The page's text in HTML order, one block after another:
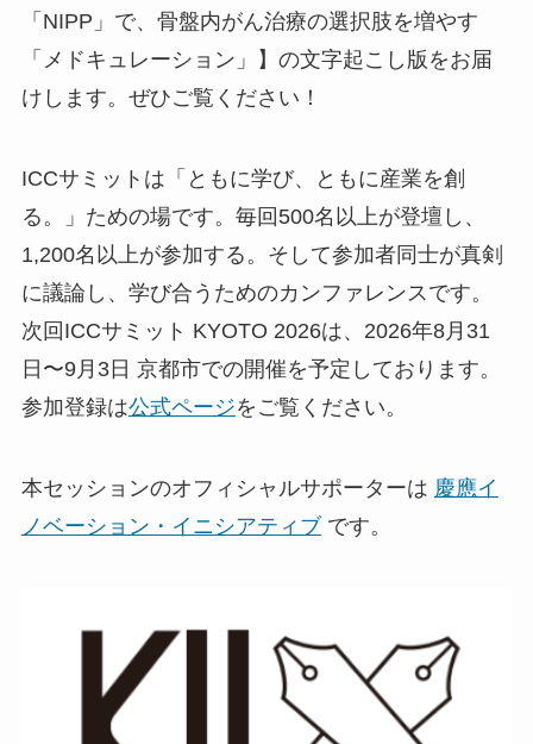
「NIPP」で、骨盤内がん治療の選択肢を増やす
「メドキュレーション」】の文字起こし版をお届
けします。ぜひご覧ください！
ICCサミットは「ともに学び、ともに産業を創
る。」ための場です。毎回500名以上が登壇し、
1,200名以上が参加する。そして参加者同士が真剣
に議論し、学び合うためのカンファレンスです。
次回ICCサミット KYOTO 2026は、2026年8月31
日〜9月3日 京都市での開催を予定しております。
参加登録は公式ページをご覧ください。
本セッションのオフィシャルサポーターは 慶應イ
ノベーション・イニシアティブです。